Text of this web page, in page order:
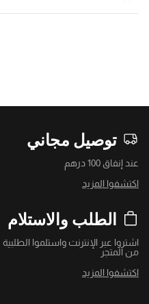
توصيل مجاني
عند إنفاق 100 درهم
اكتشفوا المزيد
الطلب والاستلام
اشتروا عبر الإنترنت واستلموا الطلبية
من المتجر
اكتشفوا المزيد